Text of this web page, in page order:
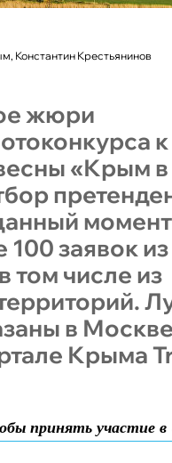
Константин Крестьянинов
жюри
к
«Крым
момент
заявок
том числе из
в
Крыма
принять участие в